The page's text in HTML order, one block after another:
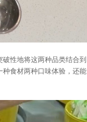
性地将这两种品类结合到
食材两种口味体验，还能